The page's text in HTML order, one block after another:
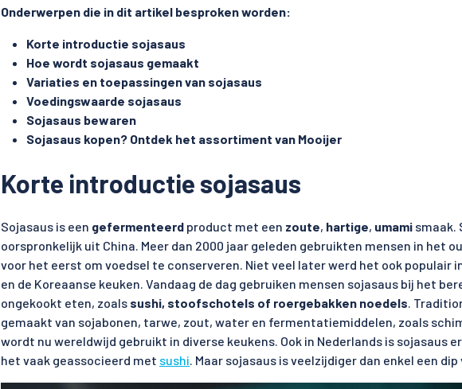
Onderwerpen die in dit artikel besproken worden:
Korte introductie sojasaus
Hoe wordt sojasaus gemaakt
Variaties en toepassingen van sojasaus
Voedingswaarde sojasaus
Sojasaus bewaren
Sojasaus kopen? Ontdek het assortiment van Mooijer
Korte introductie sojasaus
Sojasaus is een gefermenteerd product met een zoute, hartige, umami smaak.
oorspronkelijk uit China. Meer dan 2000 jaar geleden gebruikten mensen in het
voor het eerst om voedsel te conserveren. Niet veel later werd het ook populair
en de Koreaanse keuken. Vandaag de dag gebruiken mensen sojasaus bij het
ongekookt eten, zoals sushi, stoofschotels of roergebakken noedels.
gemaakt van sojabonen, tarwe, zout, water en fermentatiemiddelen, zoals
wordt nu wereldwijd gebruikt in diverse keukens. Ook in Nederlands is sojasaus
het vaak geassocieerd met sushi. Maar sojasaus is veelzijdiger dan enkel een dip